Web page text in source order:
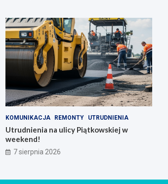
KOMUNIKACJA REMONTY UTRUDNIENIA
Utrudnienia na ulicy Piątkowskiej w
weekend!
7 sierpnia 2026